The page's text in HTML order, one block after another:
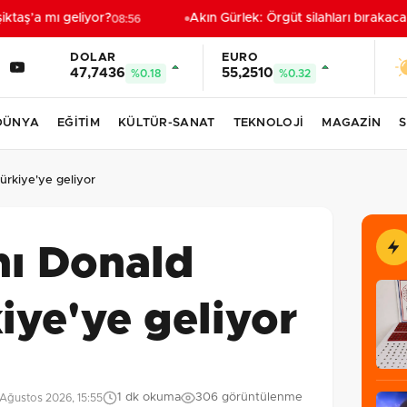
mı geliyor?08:56 Akın Gürlek: Örgüt silahları
DOLAR
47,7436 %0.18
EURO
55,2510 %0.32
EĞİTİM KÜLTÜR-SANAT TEKNOLOJİ MAGAZİN
geliyor
Donald
geliyor
2026, 15:55 1 dk okuma 306 görüntülenme